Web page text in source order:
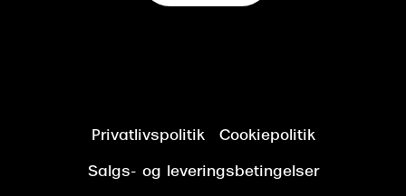
Privatlivspolitik Cookiepolitik
Salgs- og leveringsbetingelser